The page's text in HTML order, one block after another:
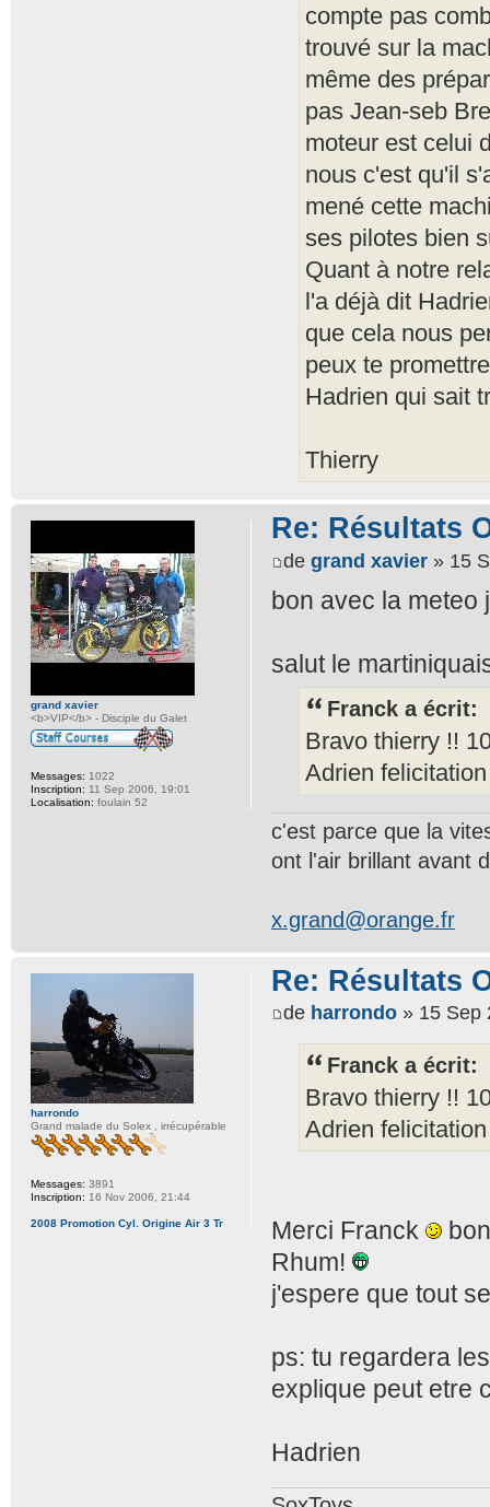
compte pas
trouvé sur la
même des
pas Jean-seb
moteur est celui
nous c'est qu'il
mené cette
ses pilotes bien
Quant à notre
l'a déjà dit
que cela nous
peux te
Hadrien qui sait
Thierry
Re: Résultats
de grand xavier » 15
bon avec la
salut le
Franck a écrit:
Bravo thierry !!
Adrien
c'est parce que la
ont l'air brillant avant
x.grand@orange.fr
grand xavier
<b>VIP</b> - Disciple du Galet
Messages: 1022
Inscription: 11 Sep 2006, 19:01
Localisation: foulain 52
Re: Résultats
de harrondo » 15 Sep
Franck a écrit:
Bravo thierry !!
Adrien
Merci Franck
Rhum!
j'espere que tout
ps: tu regardera
explique peut etre
Hadrien
harrondo
Grand malade du Solex , irrécupérable
Messages: 3891
Inscription: 16 Nov 2006, 21:44
2008 Promotion Cyl. Origine Air 3 Tr